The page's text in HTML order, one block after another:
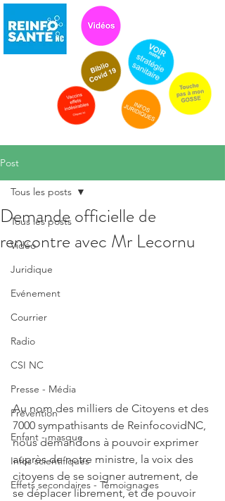
Post
Tous les posts
Vidéo
Juridique
Evénement
Courrier
Radio
CSI NC
Presse - Média
Prévention
Enfant - masque
Infos scientifiques
Effets secondaires - Témoignages
Tous les posts
Demande officielle de
rencontre avec Mr Lecornu
Au nom des milliers de Citoyens et des
7000 sympathisants de ReinfocovidNC,
nous demandons à pouvoir exprimer
auprès de notre ministre, la voix des
citoyens de se soigner autrement, de
se déplacer librement, et de pouvoir